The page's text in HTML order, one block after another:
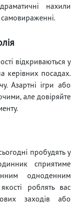
нахили
відкриваються у
керівних посадах.
Азартні ігри або
але довіряйте
пробудять у
сприятиме
одноденним
роблять вас
заходів або